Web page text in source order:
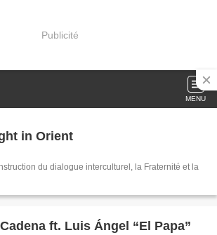
Publicité
MENU
in Orient
du dialogue interculturel, la Fraternité et la
ft. Luis Ángel “El Papa”